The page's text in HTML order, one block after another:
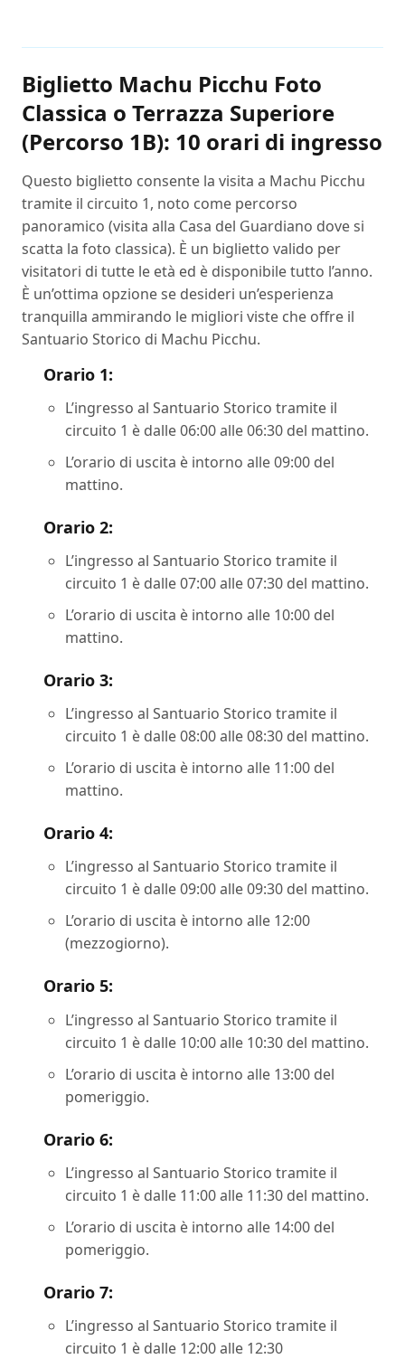
Biglietto Machu Picchu Foto
Classica o Terrazza Superiore
(Percorso 1B): 10 orari di ingresso
Questo biglietto consente la visita a Machu Picchu
tramite il circuito 1, noto come percorso
panoramico (visita alla Casa del Guardiano dove si
scatta la foto classica). È un biglietto valido per
visitatori di tutte le età ed è disponibile tutto l’anno.
È un’ottima opzione se desideri un’esperienza
tranquilla ammirando le migliori viste che offre il
Santuario Storico di Machu Picchu.
Orario 1:
L’ingresso al Santuario Storico tramite il
circuito 1 è dalle 06:00 alle 06:30 del mattino.
L’orario di uscita è intorno alle 09:00 del
mattino.
Orario 2:
L’ingresso al Santuario Storico tramite il
circuito 1 è dalle 07:00 alle 07:30 del mattino.
L’orario di uscita è intorno alle 10:00 del
mattino.
Orario 3:
L’ingresso al Santuario Storico tramite il
circuito 1 è dalle 08:00 alle 08:30 del mattino.
L’orario di uscita è intorno alle 11:00 del
mattino.
Orario 4:
L’ingresso al Santuario Storico tramite il
circuito 1 è dalle 09:00 alle 09:30 del mattino.
L’orario di uscita è intorno alle 12:00
(mezzogiorno).
Orario 5:
L’ingresso al Santuario Storico tramite il
circuito 1 è dalle 10:00 alle 10:30 del mattino.
L’orario di uscita è intorno alle 13:00 del
pomeriggio.
Orario 6:
L’ingresso al Santuario Storico tramite il
circuito 1 è dalle 11:00 alle 11:30 del mattino.
L’orario di uscita è intorno alle 14:00 del
pomeriggio.
Orario 7:
L’ingresso al Santuario Storico tramite il
circuito 1 è dalle 12:00 alle 12:30